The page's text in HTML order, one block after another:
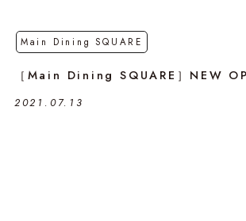
Main Dining SQUARE
［Main Dining SQUARE］NEW
2021.07.13